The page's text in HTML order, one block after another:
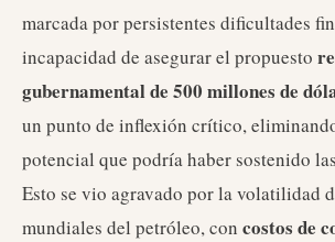
marcada por persistentes dificultades
incapacidad de asegurar el propuesto
gubernamental de 500 millones de
un punto de inflexión crítico,
potencial que podría haber sostenido
Esto se vio agravado por la volatilidad
mundiales del petróleo, con costos de